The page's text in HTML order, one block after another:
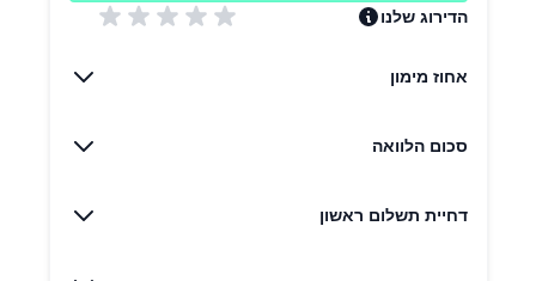
הדירוג שלנו
אחוז מימון
סכום הלוואה
דחיית תשלום ראשון